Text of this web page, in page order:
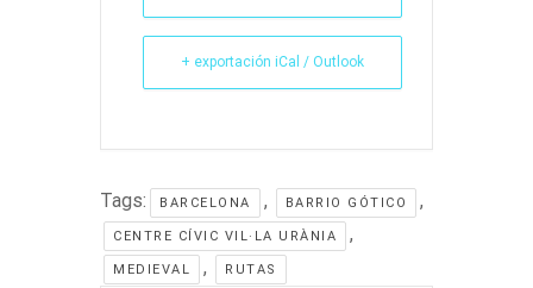
+ exportación iCal / Outlook
Tags: BARCELONA , BARRIO GÓTICO ,
CENTRE CÍVIC VIL·LA URÀNIA ,
MEDIEVAL , RUTAS